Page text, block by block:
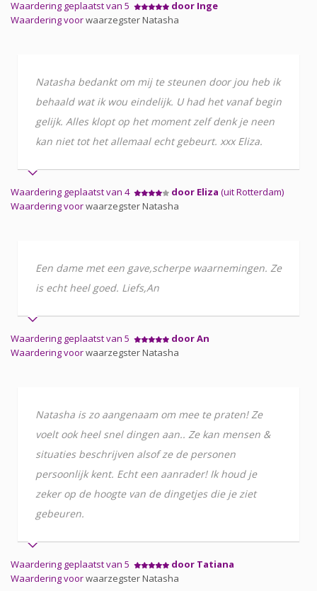
Waardering geplaatst van 5
door Inge
Waardering voorwaarzegster Natasha
Natasha bedankt om mij te steunen door jou heb ik
behaald wat ik wou eindelijk. U had het vanaf begin
gelijk. Alles klopt op het moment zelf denk je neen
kan niet tot het allemaal echt gebeurt. xxx Eliza.
Waardering geplaatst van 4 door Eliza (uit Rotterdam)
Waardering voorwaarzegster Natasha
Een dame met een gave,scherpe waarnemingen. Ze
is echt heel goed. Liefs,An
Waardering geplaatst van 5
door An
Waardering voorwaarzegster Natasha
Natasha is zo aangenaam om mee te praten! Ze
voelt ook heel snel dingen aan.. Ze kan mensen &
situaties beschrijven alsof ze de personen
persoonlijk kent. Echt een aanrader! Ik houd je
zeker op de hoogte van de dingetjes die je ziet
gebeuren.
Waardering geplaatst van 5
door Tatiana
Waardering voorwaarzegster Natasha